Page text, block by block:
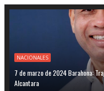
NACIONALES
7 de marzo de 2024 Barahona:
Alcantara